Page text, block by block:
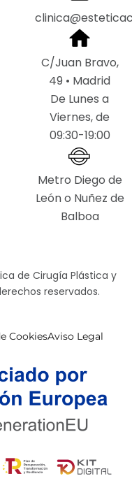
C/Juan Bravo,
49 • Madrid
De Lunes a
Viernes, de
09:30-19:00
Metro Diego de
León o Nuñez de
Balboa
de Cirugía Plástica y
reservados.
CookiesAviso Legal